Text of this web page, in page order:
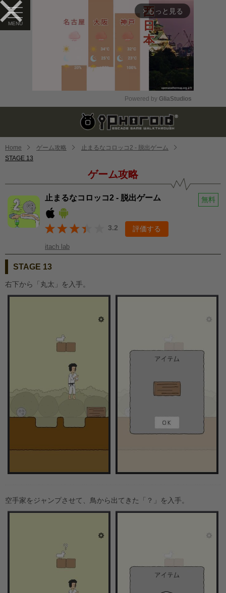
arrow_forward_ios もっと見る
Mute
Powered by GliaStudios
Home ゲーム攻略
止まるなコロッコ2 - 脱出ゲーム
STAGE 13
ゲーム攻略
止まるなコロッコ2 - 脱出ゲーム 無料
3.2 評価する
itach lab
STAGE 13
右下から「丸太」を入手。
空手家をジャンプさせて、鳥から出てきた「？」を入手。